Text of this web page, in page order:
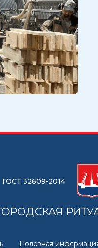
ГОСТ 32609-2014
Полезная